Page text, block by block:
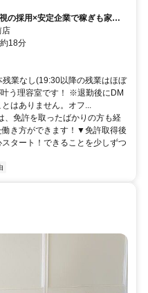
の採用×安定企業で稼ぎも家庭
店
18分
業なし(19:30以降の残業はほぼ
う理容室です！ ※退勤後にDM
はありません。オフ...
、免許を取ったばかりの方も経
き方ができます！▼免許取得後
タート！できることを少しずつ